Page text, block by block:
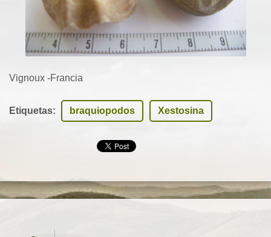
Vignoux -Francia
Etiquetas: braquiopodos Xestosina